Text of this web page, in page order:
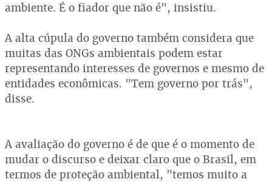
ambiente. É o fiador que não é", insistiu.
A alta cúpula do governo também considera que
muitas das ONGs ambientais podem estar
representando interesses de governos e mesmo de
entidades econômicas. "Tem governo por trás",
disse.
A avaliação do governo é de que é o momento de
mudar o discurso e deixar claro que o Brasil, em
termos de proteção ambiental, "temos muito a